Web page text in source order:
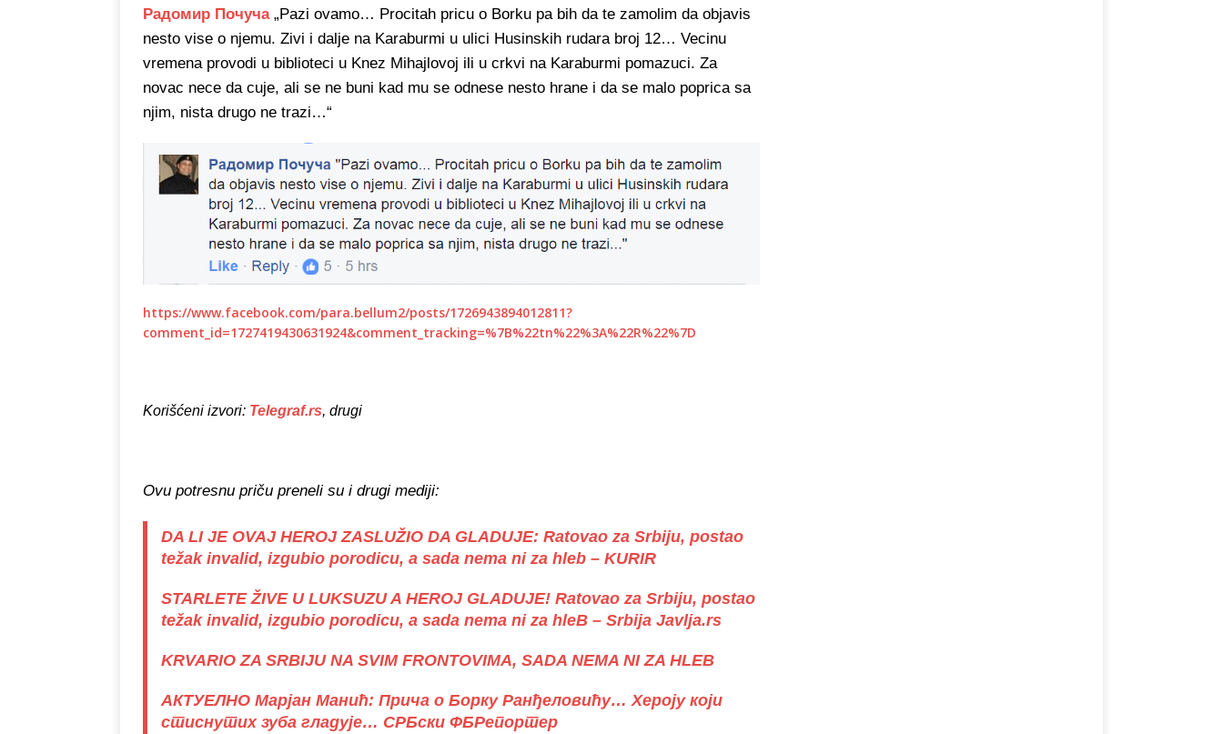
Радомир Почуча „Pazi ovamo… Procitah pricu o Borku pa bih da te zamolim da objavis
nesto vise o njemu. Zivi i dalje na Karaburmi u ulici Husinskih rudara broj 12… Vecinu
vremena provodi u biblioteci u Knez Mihajlovoj ili u crkvi na Karaburmi pomazuci. Za
novac nece da cuje, ali se ne buni kad mu se odnese nesto hrane i da se malo poprica sa
njim, nista drugo ne trazi…“
https://www.facebook.com/para.bellum2/posts/1726943894012811?
comment_id=1727419430631924&comment_tracking=%7B%22tn%22%3A%22R%22%7D
Korišćeni izvori: Telegraf.rs, drugi
Ovu potresnu priču preneli su i drugi mediji:
DA LI JE OVAJ HEROJ ZASLUŽIO DA GLADUJE: Ratovao za Srbiju, postao
težak invalid, izgubio porodicu, a sada nema ni za hleb – KURIR
STARLETE ŽIVE U LUKSUZU A HEROJ GLADUJE! Ratovao za Srbiju, postao
težak invalid, izgubio porodicu, a sada nema ni za hleB – Srbija Javlja.rs
KRVARIO ZA SRBIJU NA SVIM FRONTOVIMA, SADA NEMA NI ZA HLEB
АКТУЕЛНО Марјан Манић: Прича о Борку Ранђеловићу… Хероју који
стиснутих зуба гладује… СРБски ФБРепортер